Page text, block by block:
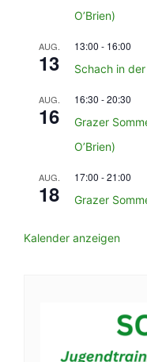
O’Brien)
AUG.
13
13:00 - 16:00
Schach in
AUG.
16
16:30 -20:30
Grazer
O’Brien)
AUG.
18
17:00 -21:00
Grazer
Kalender anzeigen